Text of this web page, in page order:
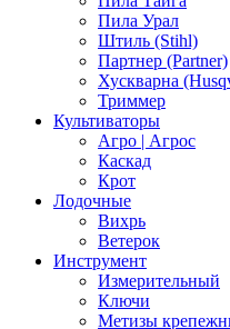
Пила Урал
Штиль (Stihl)
Партнер (Partner)
Хускварна
Триммер
Культиваторы
Агро | Агрос
Каскад
Крот
Лодочные
Вихрь
Ветерок
Инструмент
Измерительный
Ключи
Метизы